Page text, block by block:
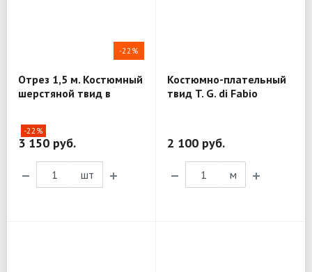
-22%
Отрез 1,5 м. Костюмный
шерстяной твид в
-22%
3 150 руб.
шт
Костюмно-плательный
твид T. G. di Fabio
2 100 руб.
м